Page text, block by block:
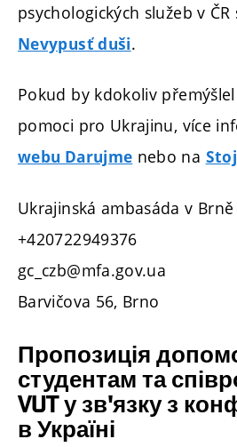
psychologických služeb v
Nevypusť duši.
Pokud by kdokoliv
pomoci pro Ukrajinu, více
webu Darujme nebo na
Ukrajinská ambasáda v Brně
+420722949376
gc_czb@mfa.gov.ua
Barvičova 56, Brno
Пропозиція
студентам та
VUT у зв'язку з
в Україні